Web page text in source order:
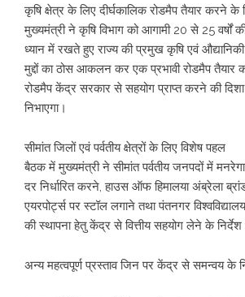
कृषि क्षेत्र के लिए दीर्घकालिक रोडमैप तैयार करने के
मुख्यमंत्री ने कृषि विभाग को आगामी 20 से 25 वर्षों
ध्यान में रखते हुए राज्य की प्रमुख कृषि एवं
मुद्दों का ठोस आकलन कर एक प्रभावी रोडमैप
रोडमैप केंद्र सरकार से सहयोग प्राप्त करने की
निभाएगा।
सीमांत जिलों एवं पर्वतीय क्षेत्रों के लिए विशेष पहल
बैठक में मुख्यमंत्री ने सीमांत पर्वतीय जनपदों में
दर निर्धारित करने, हाउस ऑफ हिमालया अंब्रेला
एयरपोर्ट्स पर स्टॉल लगाने तथा पंतनगर
की स्थापना हेतु केंद्र से वित्तीय सहयोग लेने के निर्देश
अन्य महत्वपूर्ण प्रस्ताव जिन पर केंद्र से समन्वय के